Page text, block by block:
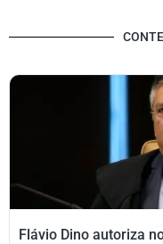
Flávio Dino autoriza